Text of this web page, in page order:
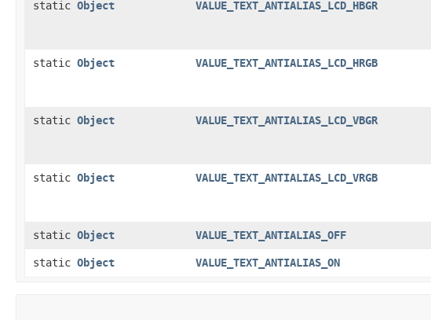
static Object VALUE_TEXT_ANTIALIAS_LCD_HBGR
static Object VALUE_TEXT_ANTIALIAS_LCD_HRGB
static Object VALUE_TEXT_ANTIALIAS_LCD_VBGR
static Object VALUE_TEXT_ANTIALIAS_LCD_VRGB
static Object VALUE_TEXT_ANTIALIAS_OFF
static Object VALUE_TEXT_ANTIALIAS_ON